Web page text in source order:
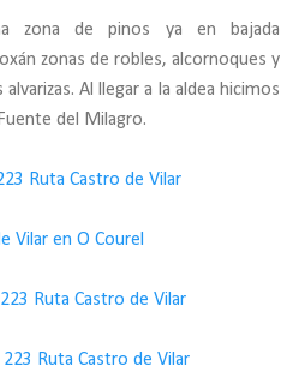
zona de pinos ya en bajada
zonas de robles, alcornoques y
Al llegar a la aldea hicimos
del Milagro.